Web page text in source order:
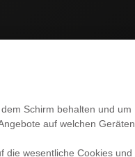
Schirm behalten und um
auf welchen Geräten
die wesentliche Cookies